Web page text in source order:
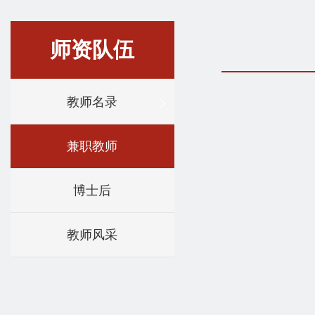
师资队伍
教师名录
兼职教师
博士后
教师风采